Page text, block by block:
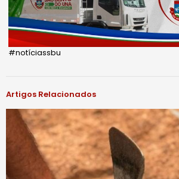
#notíciassbu
Artigos Relacionados